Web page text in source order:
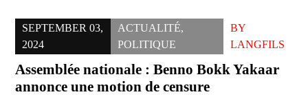
SEPTEMBER 03,
2024
ACTUALITÉ,
POLITIQUE
BY
LANGFILS
Assemblée nationale : Benno Bokk Yakaar
annonce une motion de censure